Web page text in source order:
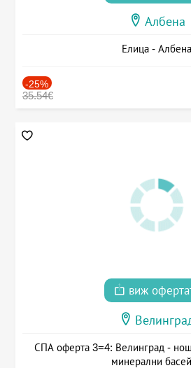
Албена
Елица - Албена
-25%
35.54€
виж
СПА оферта 3=4: Велинград -
минерални